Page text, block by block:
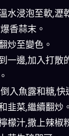
水浸泡至軟,瀝
香蒜末。
炒至變色。
一邊,加入打散
入魚露和糖,快
韭菜,繼續翻炒。
檬汁,撒上辣椒